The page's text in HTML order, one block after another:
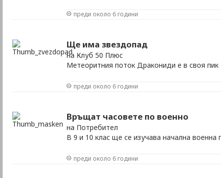
преди около 6 години
Ще има звездопад
на Клуб 50 Плюс
Метеоритния поток Дракониди е в своя пик
преди около 6 години
Връщат часовете по военно
на Потребител
В 9 и 10 клас ще се изучава начална военна
преди около 6 години